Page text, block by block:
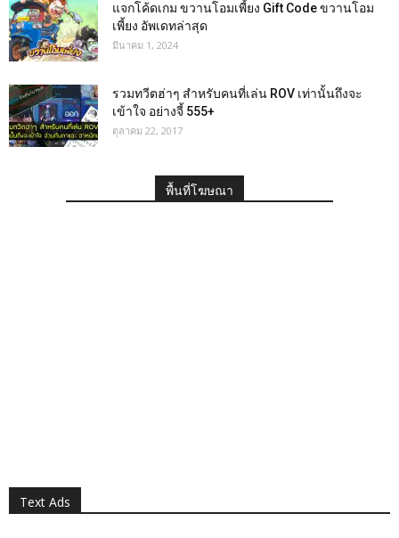
แจกโค้ดเกม ขวานโอมเพี้ยง Gift Code ขวานโอม
เพี้ยง อัพเดทล่าสุด
มีนาคม 1, 2024
รวมทวีตฮ่าๆ สำหรับคนที่เล่น ROV เท่านั้นถึงจะ
เข้าใจ อย่างจี้ 555+
ตุลาคม 22, 2017
พื้นที่โฆษณา
Text Ads